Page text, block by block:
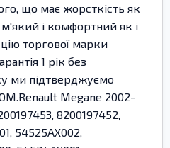
що має жорсткість як
і комфортний як і
торгової марки
1 рік без
ми підтверджуємо
Megane 2002-
8200197452,
54525AX002,